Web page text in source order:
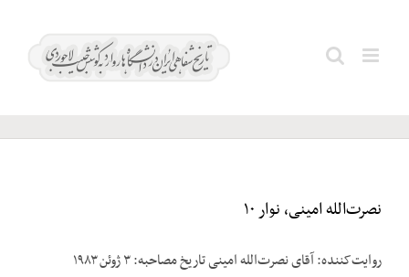
سپهر؛
نصرت‌الله امینی، نوار ۱۰
روایت‌کننده: آقای نصرت‌الله امینی تاریخ مصاحبه: ۳ ژوئن ۱۹۸۳